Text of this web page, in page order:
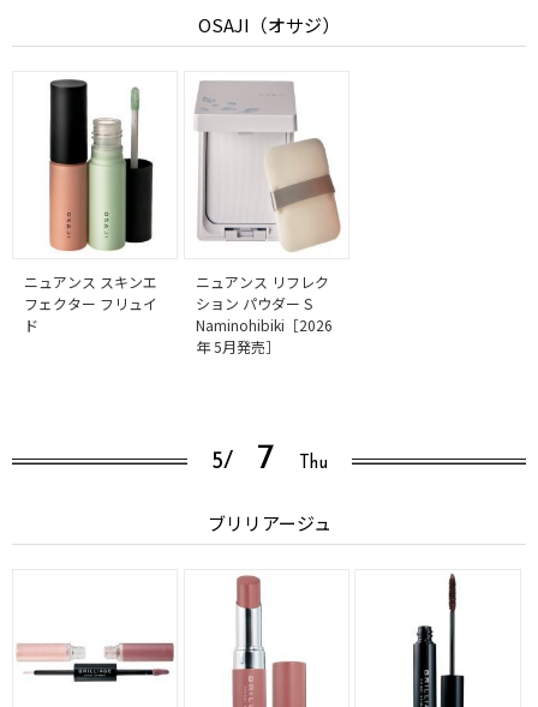
OSAJI（オサジ）
ニュアンス スキンエ
フェクター フリュイ
ド
ニュアンス リフレク
ション パウダー S
Naminohibiki［2026
年 5月発売］
5/ 7 Thu
ブリリアージュ